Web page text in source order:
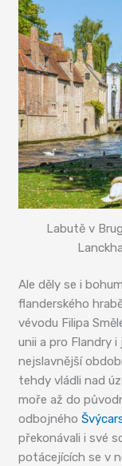
Labutě v
Ale děly se i
flanderského
vévodu Filipa
unii a pro Flandry
nejslavnější
tehdy vládli nad
moře až do
odbojného
překonávali i své
potácejících se v